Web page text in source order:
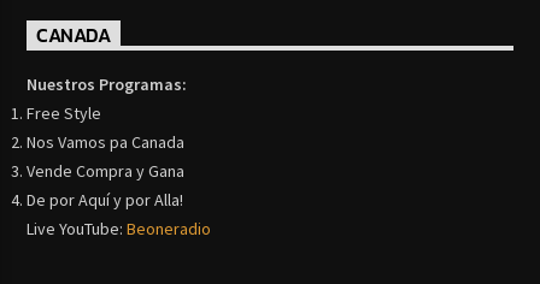
CANADA
Nuestros Programas:
Free Style
Nos Vamos pa Canada
Vende Compra y Gana
De por Aquí y por Alla!
Live YouTube:Beoneradio